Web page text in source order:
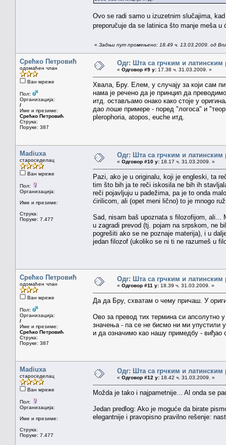
Ovo se radi samo u izuzetnim slučajima,
preporučuje da se latinica što manje meša
« Задњи пут промењено: 18.49 ч. 13.03.2009. од
Срећко Петровић
одомаћен члан
Ван мреже
Пол:
Организација:
/
Име и презиме:
Срећко Петровић
Струка:
Поруке: 387
Одг: Шта са грчким и
« Одговор #9 у: 17.38 ч. 31.03.2009. »
Хвала, Бру. Елем, у случају за који сам
нама је речено да је принцип да
итд. остављамо онако како стоје у
дао лоше примере - поред "логоса" и
plerophoria, atopos, euche итд.
Madiuxa
староседелац
Ван мреже
Пол:
Организација:
Име и презиме:
Струка:
Поруке: 7.477
Одг: Шта са грчким и
« Одговор #10 у: 18.17 ч. 31.03.2009. »
Pazi, ako je u originalu, koji je engleski, ta
tim što bih ja te reči iskosila ne bih ih
reči pojavljuju u padežima, pa je to onda
ćirilicom, ali (opet meni lično) to je mnogo
Sad, nisam baš upoznata s filozofijom, ali...
u zagradi prevod (tj. pojam na srpskom, ne
pogrešiti ako se ne poznaje materija), i u
jedan filozof (ukoliko se ni ti ne razumeš u
Срећко Петровић
одомаћен члан
Ван мреже
Пол:
Организација:
/
Име и презиме:
Срећко Петровић
Струка:
Поруке: 387
Одг: Шта са грчким и
« Одговор #11 у: 18.39 ч. 31.03.2009. »
Да да Бру, схватам о чему причаш. У
Ово за превод тих термина си апсолутно
значења - па се не бисмо ни ми упустили
и да означимо као нашу примедбу - виђао
Madiuxa
староседелац
Ван мреже
Пол:
Организација:
Име и презиме:
Струка:
Поруке: 7.477
Одг: Шта са грчким и
« Одговор #12 у: 18.42 ч. 31.03.2009. »
Možda je tako i najpametnije... Al onda se
Jedan predlog: Ako je moguće da birate
elegantnije i pravopisno pravilno rešenje: